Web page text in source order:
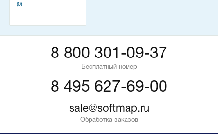
(0)
8 800 301-09-37
Бесплатный номер
8 495 627-69-00
sale@softmap.ru
Обработка заказов